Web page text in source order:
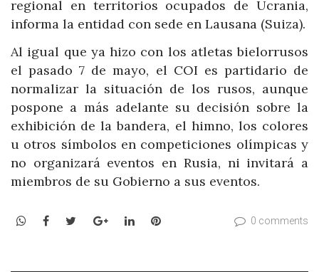
regional en territorios ocupados de Ucrania,
informa la entidad con sede en Lausana (Suiza).
Al igual que ya hizo con los atletas bielorrusos
el pasado 7 de mayo, el COI es partidario de
normalizar la situación de los rusos, aunque
pospone a más adelante su decisión sobre la
exhibición de la bandera, el himno, los colores
u otros símbolos en competiciones olímpicas y
no organizará eventos en Rusia, ni invitará a
miembros de su Gobierno a sus eventos.
WhatsApp
Facebook
TwitterGoogle+LinkedInPinterest 0 comments